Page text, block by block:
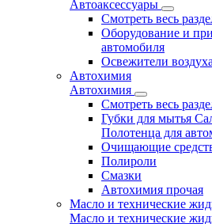
Автоаксессуары
Смотреть весь
Оборудование и
автомобиля
Освежители
Автохимия
Автохимия
Смотреть весь
Губки для мытья
Полотенца для
Очищающие
Полироли
Смазки
Автохимия прочая
Масло и технические
Масло и технические